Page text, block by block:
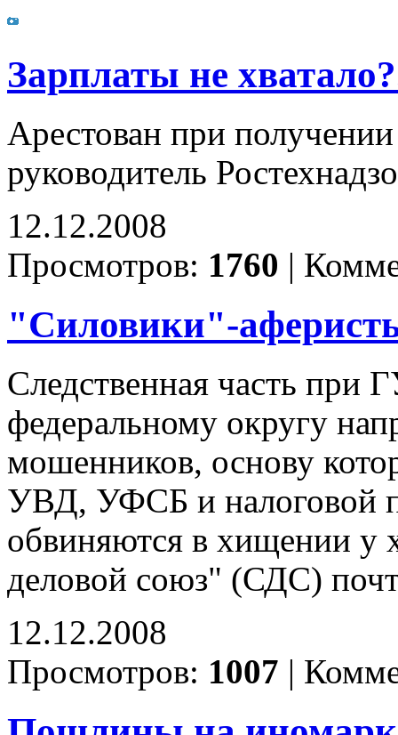
Зарплаты не
Арестован при
руководитель
12.12.2008
Просмотров: 1760 |
"Силовики"-
Следственная часть
федеральному округу
мошенников, основу
УВД, УФСБ и налоговой
обвиняются в хищении у
деловой союз" (СДС)
12.12.2008
Просмотров: 1007 |